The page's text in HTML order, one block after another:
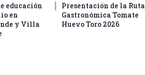
educación
en
y Villa
Presentación de la Ruta
Gastronómica Tomate
Huevo Toro 2026